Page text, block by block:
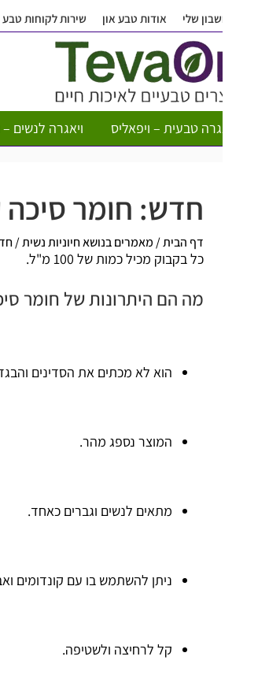
אודות טבע און שירות לקוחות טבע און
טבעית – ויפאליס ויאגרה לנשים – ונוסיל
חדש: חומר סיכה
מאמרים בנושא חיוניות נשית/חדש: חומר
כל בקבוק מכיל כמות של 100 מ"ל.
מה הם היתרונות של חומר סיכה
הוא לא מכתים את הסדינים והבגדים.
המוצר נספג מהר.
מתאים לנשים וגברים כאחד.
ניתן להשתמש בו עם קונדומים ואביזרי מין.
קל לרחיצה ולשטיפה.